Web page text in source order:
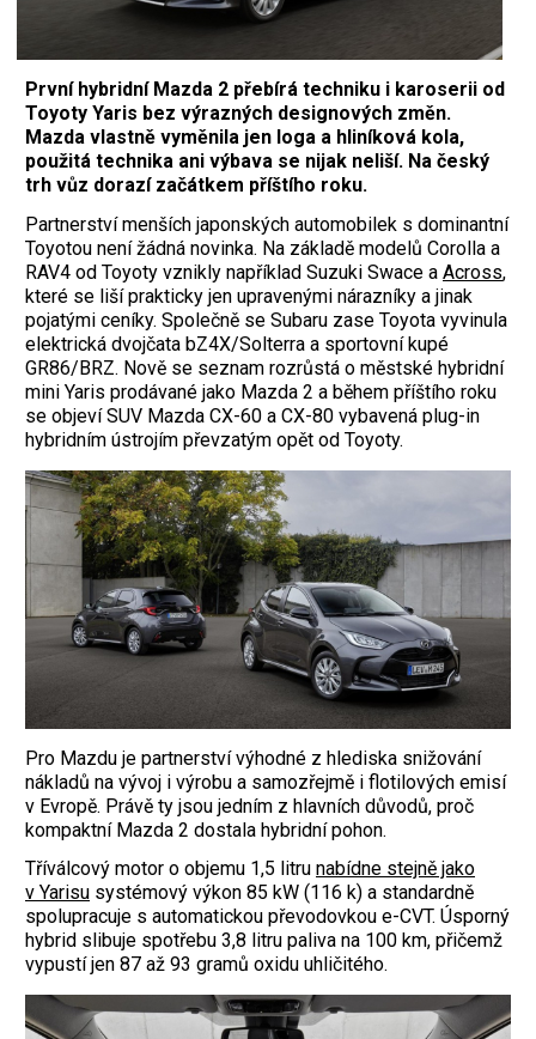
První hybridní Mazda 2 přebírá techniku i karoserii od
Toyoty Yaris bez výrazných designových změn.
Mazda vlastně vyměnila jen loga a hliníková kola,
použitá technika ani výbava se nijak neliší. Na český
trh vůz dorazí začátkem příštího roku.
Partnerství menších japonských automobilek s dominantní
Toyotou není žádná novinka. Na základě modelů Corolla a
RAV4 od Toyoty vznikly například Suzuki Swace a Across,
které se liší prakticky jen upravenými nárazníky a jinak
pojatými ceníky. Společně se Subaru zase Toyota vyvinula
elektrická dvojčata bZ4X/Solterra a sportovní kupé
GR86/BRZ. Nově se seznam rozrůstá o městské hybridní
mini Yaris prodávané jako Mazda 2 a během příštího roku
se objeví SUV Mazda CX-60 a CX-80 vybavená plug-in
hybridním ústrojím převzatým opět od Toyoty.
Pro Mazdu je partnerství výhodné z hlediska snižování
nákladů na vývoj i výrobu a samozřejmě i flotilových emisí
v Evropě. Právě ty jsou jedním z hlavních důvodů, proč
kompaktní Mazda 2 dostala hybridní pohon.
Tříválcový motor o objemu 1,5 litru nabídne stejně jako
v Yarisu systémový výkon 85 kW (116 k) a standardně
spolupracuje s automatickou převodovkou e-CVT. Úsporný
hybrid slibuje spotřebu 3,8 litru paliva na 100 km, přičemž
vypustí jen 87 až 93 gramů oxidu uhličitého.